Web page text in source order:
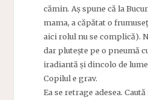
cămin. Aș spune că la
mama, a căpătat o
aici rolul nu se complică).
dar plutește pe o pneumă
iradiantă și dincolo de
Copilul e grav.
Ea se retrage adesea.